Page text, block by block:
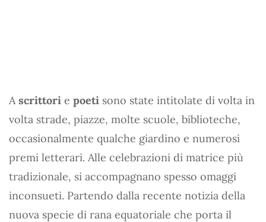
Ascrittori e poeti sono state intitolate di volta in
volta strade, piazze, molte scuole, biblioteche,
occasionalmente qualche giardino e numerosi
premi letterari. Alle celebrazioni di matrice più
tradizionale, si accompagnano spesso omaggi
inconsueti. Partendo dalla recente notizia della
nuova specie di rana equatoriale che porta il